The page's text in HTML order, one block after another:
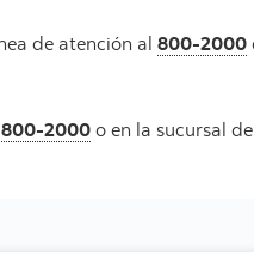
de atención al 800-2000
800-2000 o en la sucursal